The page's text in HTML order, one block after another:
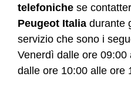
telefoniche se
Peugeot Italia durante
servizio che sono i
Venerdì dalle ore
dalle ore 10:00 alle ore